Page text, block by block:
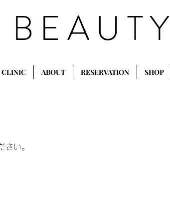
CLINIC ABOUT RESERVATION SHOP
さい。